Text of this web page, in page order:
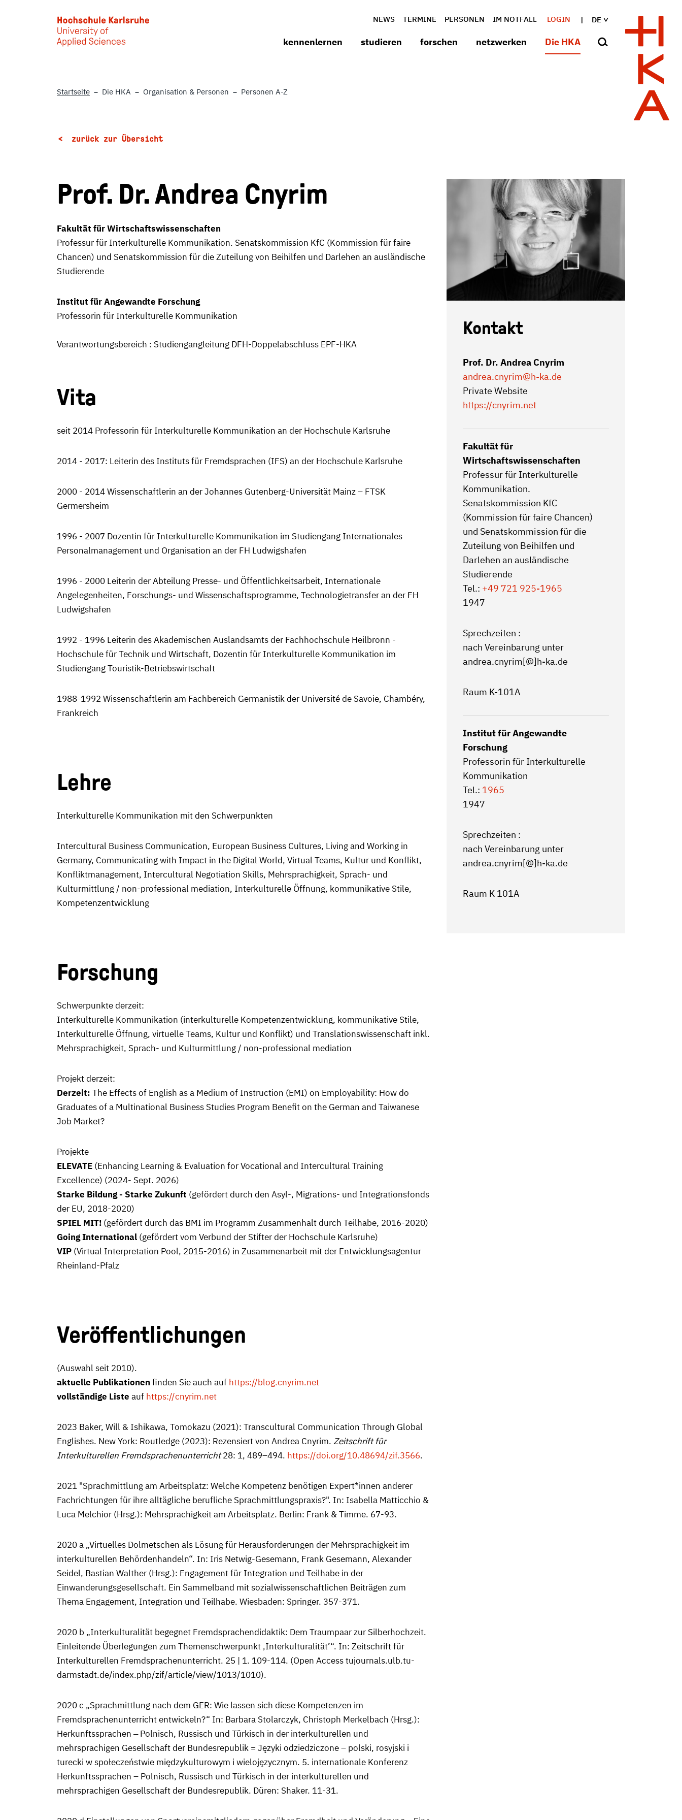
DE
NEWS TERMINE PERSONEN IM NOTFALL LOGIN
kennenlernen studieren forschen netzwerken Die HKA
Startseite Die HKA Organisation & Personen Personen A-Z
zurück zur Übersicht
Prof. Dr. Andrea Cnyrim
Fakultät für Wirtschaftswissenschaften
Professur für Interkulturelle Kommunikation. Senatskommission KfC (Kommission für faire
Chancen) und Senatskommission für die Zuteilung von Beihilfen und Darlehen an ausländische
Studierende
Institut für Angewandte Forschung
Professorin für Interkulturelle Kommunikation
Verantwortungsbereich : Studiengangleitung DFH-Doppelabschluss EPF-HKA
Vita
seit 2014 Professorin für Interkulturelle Kommunikation an der Hochschule Karlsruhe
2014 - 2017: Leiterin des Instituts für Fremdsprachen (IFS) an der Hochschule Karlsruhe
2000 - 2014 Wissenschaftlerin an der Johannes Gutenberg-Universität Mainz – FTSK
Germersheim
1996 - 2007 Dozentin für Interkulturelle Kommunikation im Studiengang Internationales
Personalma­nagement und Organisation an der FH Ludwigshafen
1996 - 2000 Leiterin der Abteilung Presse- und Öffentlichkeitsarbeit, Internationale
Angelegenheiten, Forschungs- und Wissenschaftsprogramme, Technologietransfer an der FH
Ludwigs­hafen
1992 - 1996 Leiterin des Akademischen Auslandsamts der Fachhochschule Heilbronn -
Hochschule für Technik und Wirtschaft, Dozentin für Interkulturelle Kommunikation im
Studiengang Touristik-Betriebswirtschaft
1988-1992 Wissenschaftlerin am Fachbereich Germanistik der Université de Savoie, Chambéry,
Frankreich
Lehre
Interkulturelle Kommunikation mit den Schwerpunkten
Intercultural Business Communication, European Business Cultures, Living and Working in
Germany, Communicating with Impact in the Digital World, Virtual Teams, Kultur und Konflikt,
Konfliktmanagement, Intercultural Negotiation Skills, Mehrsprachigkeit, Sprach- und
Kulturmittlung / non-professional mediation, Interkulturelle Öffnung, kommunikative Stile,
Kompetenzentwicklung
Forschung
Schwerpunkte derzeit:
Interkulturelle Kommunikation (interkulturelle Kompetenzentwicklung, kommunikative Stile,
Interkulturelle Öffnung, virtuelle Teams, Kultur und Konflikt) und Translationswissenschaft inkl.
Mehrsprachigkeit, Sprach- und Kulturmittlung / non-professional mediation
Projekt derzeit:
Derzeit: The Effects of English as a Medium of Instruction (EMI) on Employability: How do
Graduates of a Multinational Business Studies Program Benefit on the German and Taiwanese
Job Market?
Projekte
ELEVATE (Enhancing Learning & Evaluation for Vocational and Intercultural Training
Excellence) (2024- Sept. 2026)
Starke Bildung - Starke Zukunft (gefördert durch den Asyl-, Migrations- und Integrationsfonds
der EU, 2018-2020)
SPIEL MIT! (gefördert durch das BMI im Programm Zusammenhalt durch Teilhabe, 2016-2020)
Going International (gefördert vom Verbund der Stifter der Hochschule Karlsruhe)
VIP (Virtual Interpretation Pool, 2015-2016) in Zusammenarbeit mit der Entwicklungsagentur
Rheinland-Pfalz
Veröffentlichungen
(Auswahl seit 2010).
aktuelle Publikationen finden Sie auch auf https://blog.cnyrim.net
vollständige Liste auf https://cnyrim.net
2023 Baker, Will & Ishikawa, Tomokazu (2021): Transcultural Communication Through Global
Englishes. New York: Routledge (2023): Rezensiert von Andrea Cnyrim. Zeitschrift für
Interkulturellen Fremdsprachenunterricht28: 1, 489–494. https://doi.org/10.48694/zif.3566.
2021 "Sprachmittlung am Arbeitsplatz: Welche Kompetenz benötigen Expert*innen anderer
Fachrichtungen für ihre alltägliche berufliche Sprachmittlungspraxis?". In: Isabella Matticchio &
Luca Melchior (Hrsg.): Mehrsprachigkeit am Arbeitsplatz. Berlin: Frank & Timme. 67-93.
2020 a „Virtuelles Dolmetschen als Lösung für Herausforderungen der Mehrsprachigkeit im
interkulturellen Behördenhandeln“. In: Iris Netwig-Gesemann, Frank Gesemann, Alexander
Seidel, Bastian Walther (Hrsg.): Engagement für Integration und Teilhabe in der
Einwanderungsgesellschaft. Ein Sammelband mit sozialwissenschaftlichen Beiträgen zum
Thema Engagement, Integration und Teilhabe. Wiesbaden: Springer. 357-371.
2020 b „Interkulturalität begegnet Fremdsprachendidaktik: Dem Traumpaar zur Silberhochzeit.
Einleitende Überlegungen zum Themenschwerpunkt ‚Interkulturalität’“. In: Zeitschrift für
Interkulturellen Fremdsprachenunterricht. 25 | 1. 109-114. (Open Access tujournals.ulb.tu-
darmstadt.de/index.php/zif/article/view/1013/1010).
2020 c „Sprachmittlung nach dem GER: Wie lassen sich diese Kompetenzen im
Fremdsprachenunterricht entwickeln?“ In: Barbara Stolarczyk, Christoph Merkelbach (Hrsg.):
Herkunftssprachen ‒ Polnisch, Russisch und Türkisch in der interkulturellen und
mehrsprachigen Gesellschaft der Bundesrepublik = Języki odziedziczone – polski, rosyjski i
turecki w społeczeństwie międzykulturowym i wielojęzycznym. 5. internationale Konferenz
Herkunftssprachen – Polnisch, Russisch und Türkisch in der interkulturellen und
mehrsprachigen Gesellschaft der Bundesrepublik. Düren: Shaker. 11-31.
Kontakt
Prof. Dr. Andrea Cnyrim
andrea.cnyrim@h-ka.de
Private Website
https://cnyrim.net
Fakultät für
Wirtschaftswissenschaften
Professur für Interkulturelle
Kommunikation.
Senatskommission KfC
(Kommission für faire Chancen)
und Senatskommission für die
Zuteilung von Beihilfen und
Darlehen an ausländische
Studierende
Tel.: +49 721 925-1965
1947
Sprechzeiten :
nach Vereinbarung unter
andrea.cnyrim[@]h-ka.de
Raum K-101A
Institut für Angewandte
Forschung
Professorin für Interkulturelle
Kommunikation
Tel.: 1965
1947
Sprechzeiten :
nach Vereinbarung unter
andrea.cnyrim[@]h-ka.de
Raum K 101A